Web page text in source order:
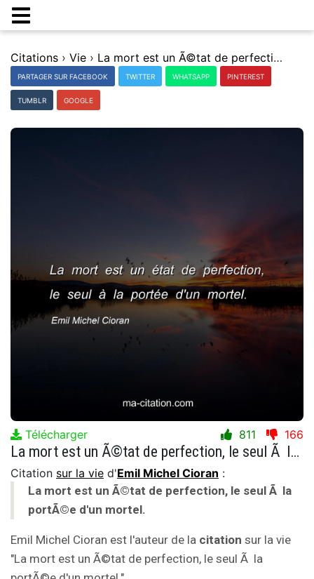
Citations › Vie › La mort est un Ã©tat de perfection, le seul Ã la portÃ©e d'un mortel.
PARTAGER SUR FACEBOOK TWITTER WHATSAPP PINTEREST
TUMBLR GOOGLE
Télécharger 811 166
La mort est un Ã©tat de perfection, le seul Ã la portÃ©e d'un mortel.
Citation sur la vie d'Emil Michel Cioran :
La mort est un Ã©tat de perfection, le seul Ã la
portÃ©e d'un mortel.
Emil Michel Cioran est l'auteur de la citation sur la vie
"La mort est un Ã©tat de perfection, le seul Ã la